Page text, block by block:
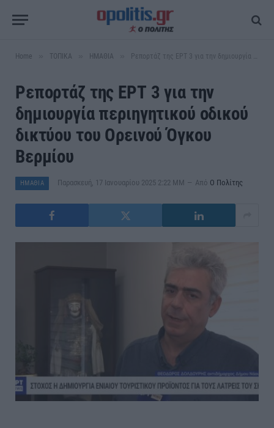
Home ΤΟΠΙΚΑ ΗΜΑΘΙΑ Ρεπορτάζ της ΕΡΤ 3 για την δημιουργία περιηγητικού οδικού δικτύου του Ορεινού Όγκου Βερμίου
Ρεπορτάζ της ΕΡΤ 3 για την
δημιουργία περιηγητικού οδικού
δικτύου του Ορεινού Όγκου
Βερμίου
ΗΜΑΘΙΑ Παρασκευή, 17 Ιανουαρίου 2025 2:22 ΜΜ Από Ο Πολίτης